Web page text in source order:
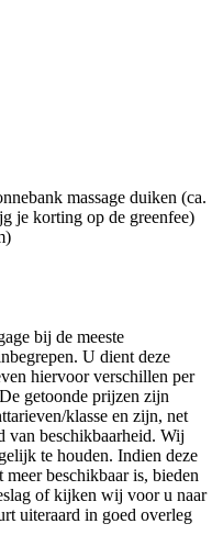
massage duiken (ca.
je korting op de greenfee)
bij de meeste
U dient deze
hiervoor verschillen per
getoonde prijzen zijn
klasse en zijn, net
van beschikbaarheid. Wij
te houden. Indien deze
beschikbaar is, bieden
of kijken wij voor u naar
uiteraard in goed overleg